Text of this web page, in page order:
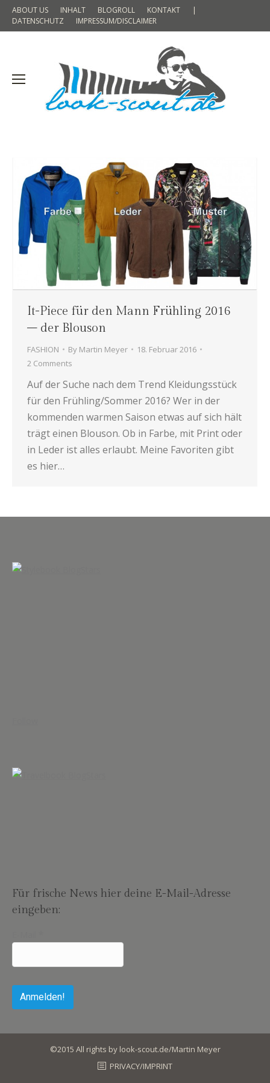
ABOUT US INHALT BLOGROLL KONTAKT
|
DATENSCHUTZ
IMPRESSUM/DISCLAIMER
It-Piece für den Mann Frühling 2016
– der Blouson
FASHION By Martin Meyer
18. Februar 2016
2 Comments
Auf der Suche nach dem Trend Kleidungsstück
für den Frühling/Sommer 2016? Wer in der
kommenden warmen Saison etwas auf sich hält
trägt einen Blouson. Ob in Farbe, mit Print oder
in Leder ist alles erlaubt. Meine Favoriten gibt
es hier…
Für frische News hier deine E-Mail-Adresse
eingeben:
©2015 All rights by look-scout.de/Martin Meyer
PRIVACY/IMPRINT